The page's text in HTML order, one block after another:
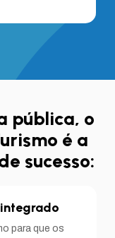
pública, o
é a
sucesso:
para que os